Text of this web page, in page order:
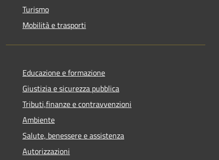
Turismo
Mobilità e trasporti
Educazione e formazione
Giustizia e sicurezza pubblica
Tributi,finanze e contravvenzioni
Ambiente
Salute, benessere e assistenza
Autorizzazioni